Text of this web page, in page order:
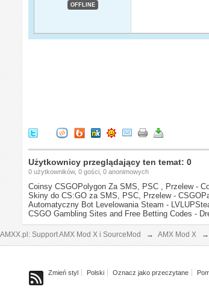
OFFLINE
Użytkownicy przeglądający ten temat: 0
0 użytkowników, 0 gości, 0 anonimowych
Coinsy CSGOPolygon Za SMS, PSC , Przelew -
Skiny do CS:GO za SMS, PSC, Przelew -
Automatyczny Bot Levelowania Steam -
CSGO Gambling Sites and Free Betting Codes -
AMXX.pl: Support AMX Mod X i SourceMod → AMX Mod X →
Zmień styl Polski Oznacz jako przeczytane